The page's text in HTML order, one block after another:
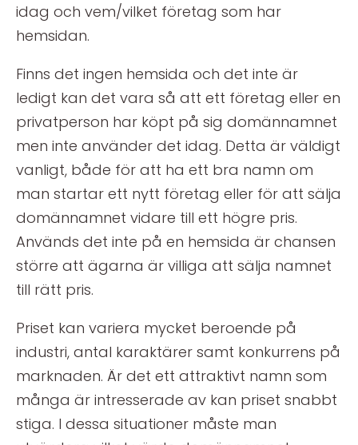
idag och vem/vilket företag som har
hemsidan.
Finns det ingen hemsida och det inte är
ledigt kan det vara så att ett företag eller en
privatperson har köpt på sig domännamnet
men inte använder det idag. Detta är väldigt
vanligt, både för att ha ett bra namn om
man startar ett nytt företag eller för att sälja
domännamnet vidare till ett högre pris.
Används det inte på en hemsida är chansen
större att ägarna är villiga att sälja namnet
till rätt pris.
Priset kan variera mycket beroende på
industri, antal karaktärer samt konkurrens på
marknaden. Är det ett attraktivt namn som
många är intresserade av kan priset snabbt
stiga. I dessa situationer måste man